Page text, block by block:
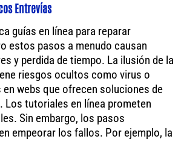
Entrevías
guías en línea para reparar
estos pasos a menudo causan
y perdida de tiempo. La ilusión de la
riesgos ocultos como virus o
webs que ofrecen soluciones de
Los tutoriales en línea prometen
Sin embargo, los pasos
empeorar los fallos. Por ejemplo, la